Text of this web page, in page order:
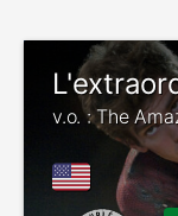
v.o. : The